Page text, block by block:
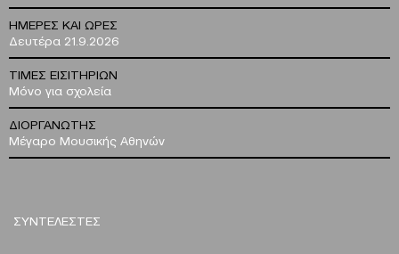
ΗΜΕΡΕΣ ΚΑΙ ΩΡΕΣ
Δευτέρα 21.9.2026
ΤΙΜΕΣ ΕΙΣΙΤΗΡΙΩΝ
Μόνο για σχολεία
ΔΙΟΡΓΑΝΩΤΗΣ
Μέγαρο Μουσικής Αθηνών
ΣΥΝΤΕΛΕΣΤΕΣ